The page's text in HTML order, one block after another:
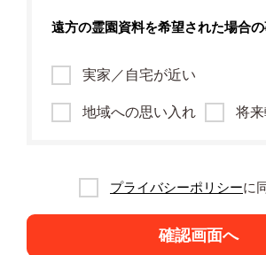
遠方の霊園資料を希望された場合
実家／自宅が近い
地域への思い入れ 将
プライバシーポリシーに
確認画面へ